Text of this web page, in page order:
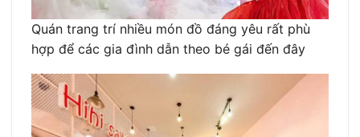
Quán trang trí nhiều món đồ đáng yêu rất phù
hợp để các gia đình dẫn theo bé gái đến đây